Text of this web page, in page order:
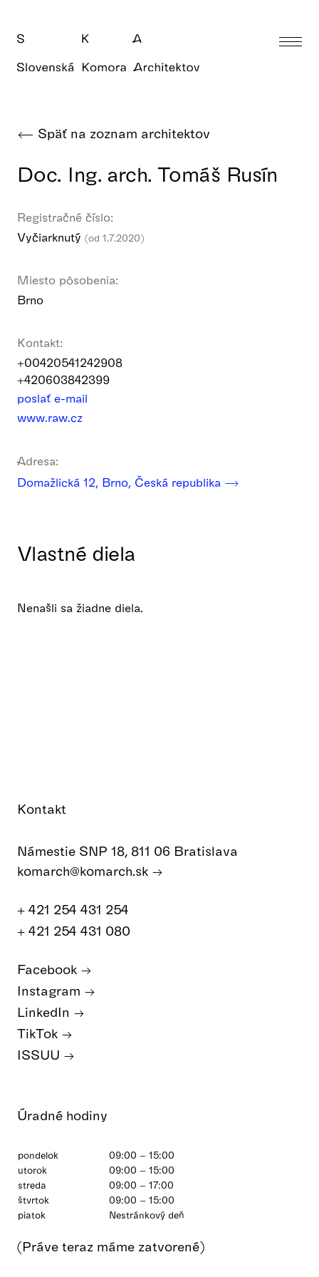
Späť na zoznam architektov
Doc. Ing. arch. Tomáš Rusín
Registračné číslo:
Vyčiarknutý (od 1.7.2020)
Miesto pôsobenia:
Brno
Kontakt:
+00420541242908
+420603842399
poslať e-mail
www.raw.cz
Adresa:
Domažlická 12, Brno, Česká republika
Vlastné diela
Nenašli sa žiadne diela.
Úradné hodiny
pondelok
09:00 – 15:00
utorok
09:00 – 15:00
streda
09:00 – 17:00
štvrtok
09:00 – 15:00
piatok
Nestránkový deň
(Práve teraz máme zatvorené)
Kontakt
Námestie SNP 18, 811 06 Bratislava
komarch@komarch.sk
+ 421 254 431 254
+ 421 254 431 080
Facebook
Instagram
LinkedIn
TikTok
ISSUU